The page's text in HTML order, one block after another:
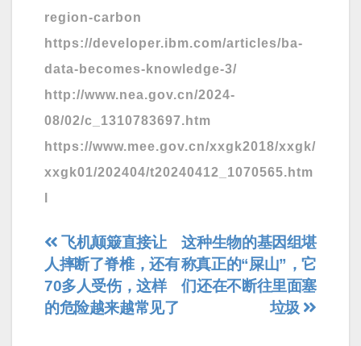
region-carbon
https://developer.ibm.com/articles/ba-
data-becomes-knowledge-3/
http://www.nea.gov.cn/2024-
08/02/c_1310783697.htm
https://www.mee.gov.cn/xxgk2018/xxgk/
xxgk01/202404/t20240412_1070565.htm
文
章
导
这种生物的基因组堪
称真正的“屎山”，它
们还在不断往里面塞
垃圾
飞机颠簸直接让
人摔断了脊椎，还有
70多人受伤，这样
的危险越来越常见了